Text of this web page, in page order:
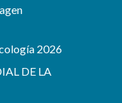
2026
DE LA